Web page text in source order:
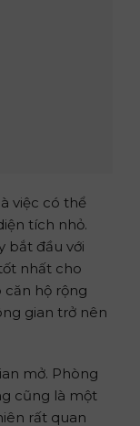
việc có thể
tích nhỏ.
bắt đầu với
nhất cho
căn hộ rộng
gian trở nên
mở. Phòng
cũng là một
rất quan